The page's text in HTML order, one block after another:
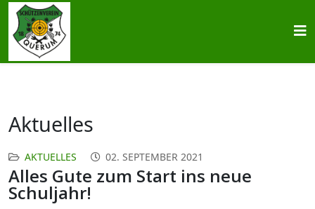
Aktuelles
AKTUELLES 02. SEPTEMBER 2021
Alles Gute zum Start ins neue
Schuljahr!